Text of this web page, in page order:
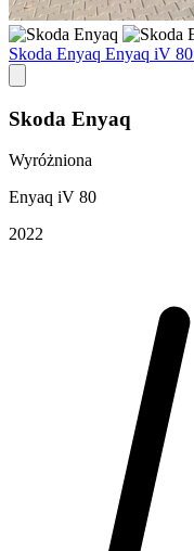
Skoda Enyaq Enyaq iV 80
Skoda Enyaq
Wyróżniona
Enyaq iV 80
2022